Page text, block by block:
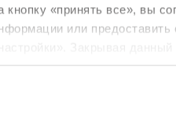
кнопку «принять все», вы
или предоставить
для
использования
Подушка
для